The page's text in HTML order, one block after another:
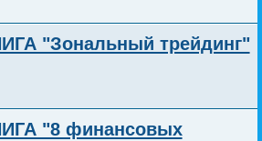
"Зональный трейдинг"
"8 финансовых